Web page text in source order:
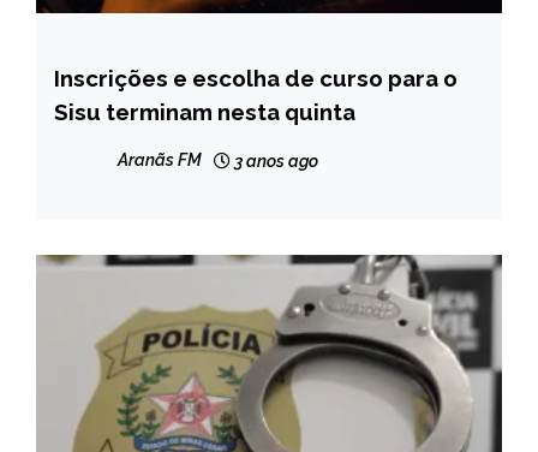
BRASIL
NOTÍCIAS
Inscrições e escolha de curso para o
Sisu terminam nesta quinta
Aranãs FM 3 anos ago